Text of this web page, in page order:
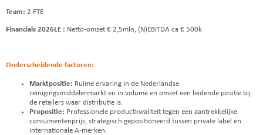
Team: 2 FTE
Financials 2026LE : Netto-omzet € 2,5mln, (N)EBITDA ca € 500k
Onderscheidende factoren:
Marktpositie: Ruime ervaring in de Nederlandse
reinigingsmiddelenmarkt en in volume en omzet een leidende positie bij
de retailers waar distributie is.
Propositie: Professionele productkwaliteit tegen een aantrekkelijke
consumentenprijs, strategisch gepositioneerd tussen private label en
internationale A-merken.